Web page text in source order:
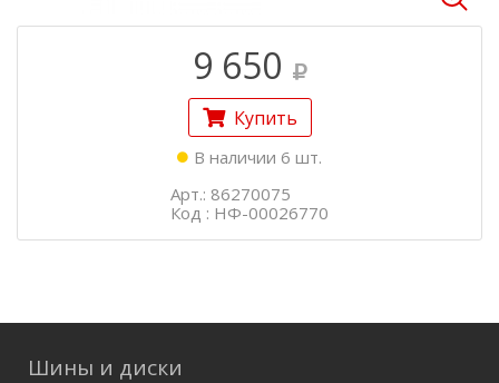
9 650
Купить
В наличии 6 шт.
Арт.: 86270075
Код : НФ-00026770
Шины и диски